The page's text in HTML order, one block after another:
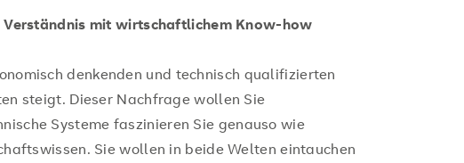
Verständnis mit wirtschaftlichem Know-how
denkenden und technisch qualifizierten
steigt. Dieser Nachfrage wollen Sie
Systeme faszinieren Sie genauso wie
Sie wollen in beide Welten eintauchen